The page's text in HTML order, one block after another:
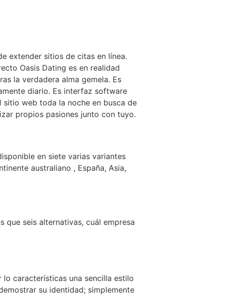
extender sitios de citas en línea.
Oasis Dating es en realidad
la verdadera alma gemela. Es
diario. Es interfaz software
web toda la noche en busca de
propios pasiones junto con tuyo.
en siete varias variantes
australiano , España, Asia,
que seis alternativas, cuál empresa
características una sencilla estilo
su identidad; simplemente